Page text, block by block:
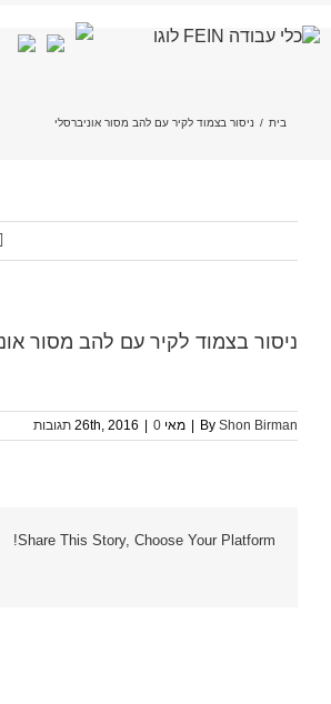
בית / ניסור בצמוד לקיר עם להב מסור אוניברסלי
ניסור בצמוד לקיר עם להב מסור
By Shon Birman מאי 26th, 2016 0 תגובות
Share This Story, Choose Your Platform!